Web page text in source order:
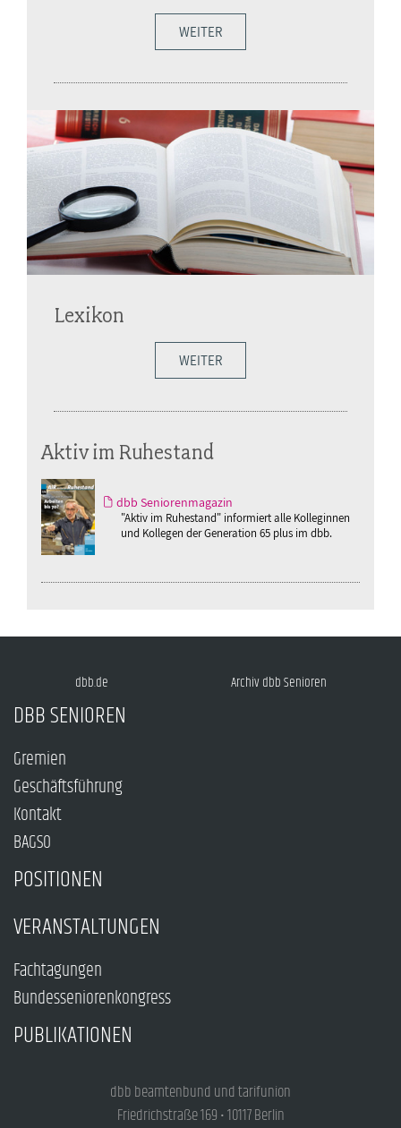
WEITER
Lexikon
WEITER
Aktiv im Ruhestand
dbb Seniorenmagazin
"Aktiv im Ruhestand" informiert alle Kolleginnen
und Kollegen der Generation 65 plus im dbb.
dbb.de Archiv dbb Senioren
DBB SENIOREN
Gremien
Geschäftsführung
Kontakt
BAGSO
POSITIONEN
VERANSTALTUNGEN
Fachtagungen
Bundesseniorenkongress
PUBLIKATIONEN
dbb beamtenbund und tarifunion
Friedrichstraße 169 • 10117 Berlin